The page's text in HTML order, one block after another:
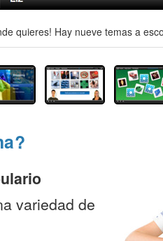
quieres! Hay nueve temas a
variedad de